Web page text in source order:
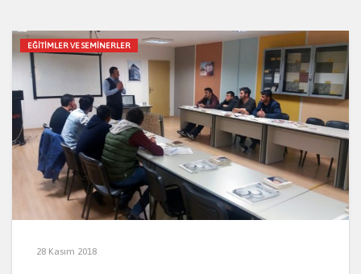
EĞITIMLER VE SEMINERLER
28 Kasım 2018